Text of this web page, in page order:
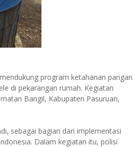
program ketahanan pangan
di pekarangan rumah. Kegiatan
Bangil, Kabupaten Pasuruan,
sebagai bagian dari implementasi
Dalam kegiatan itu, polisi